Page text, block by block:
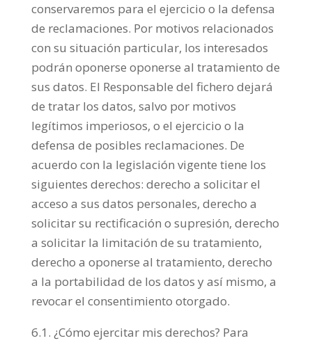
conservaremos para el ejercicio o la defensa
de reclamaciones. Por motivos relacionados
con su situación particular, los interesados
podrán oponerse oponerse al tratamiento de
sus datos. El Responsable del fichero dejará
de tratar los datos, salvo por motivos
legítimos imperiosos, o el ejercicio o la
defensa de posibles reclamaciones. De
acuerdo con la legislación vigente tiene los
siguientes derechos: derecho a solicitar el
acceso a sus datos personales, derecho a
solicitar su rectificación o supresión, derecho
a solicitar la limitación de su tratamiento,
derecho a oponerse al tratamiento, derecho
a la portabilidad de los datos y así mismo, a
revocar el consentimiento otorgado.
6.1. ¿Cómo ejercitar mis derechos? Para